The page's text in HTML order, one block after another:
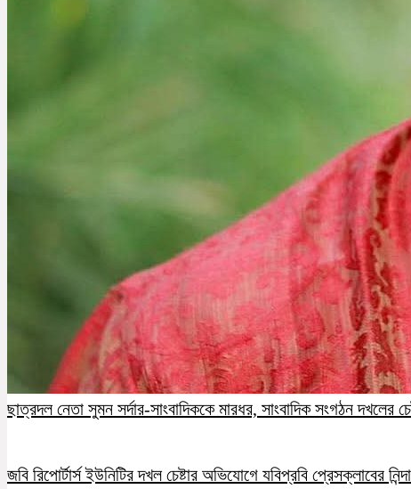
ছাত্রদল নেতা সুমন সর্দার-সাংবাদিককে মারধর, সাংবাদিক সংগঠন দখলের
জবি রিপোর্টার্স ইউনিটির দখল চেষ্টার অভিযোগে যবিপ্রবি প্রেসক্লাবের